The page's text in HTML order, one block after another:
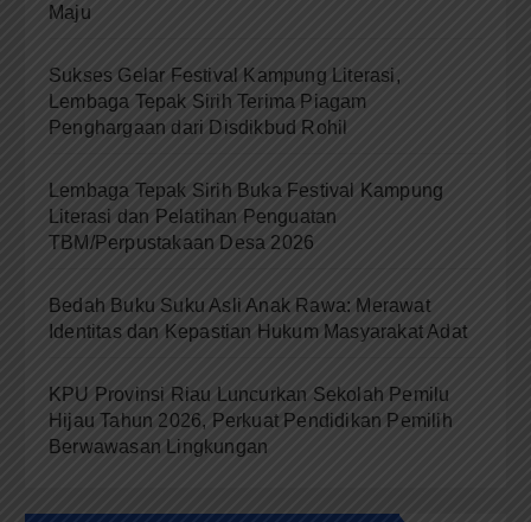
Maju
Sukses Gelar Festival Kampung Literasi,
Lembaga Tepak Sirih Terima Piagam
Penghargaan dari Disdikbud Rohil
Lembaga Tepak Sirih Buka Festival Kampung
Literasi dan Pelatihan Penguatan
TBM/Perpustakaan Desa 2026
Bedah Buku Suku Asli Anak Rawa: Merawat
Identitas dan Kepastian Hukum Masyarakat Adat
KPU Provinsi Riau Luncurkan Sekolah Pemilu
Hijau Tahun 2026, Perkuat Pendidikan Pemilih
Berwawasan Lingkungan